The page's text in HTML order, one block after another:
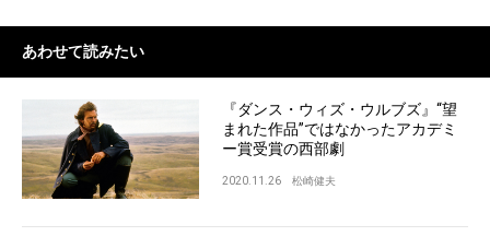
あわせて読みたい
『ダンス・ウィズ・ウルブズ』“望
まれた作品”ではなかったアカデミ
ー賞受賞の西部劇
2020.11.26 松崎健夫